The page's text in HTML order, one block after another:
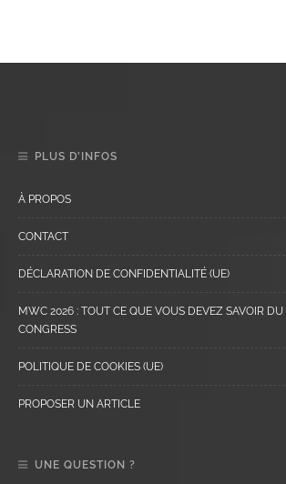
PLUS D’INFOS
À PROPOS
CONTACT
DÉCLARATION DE CONFIDENTIALITÉ (UE)
MWC 2026 : TOUT CE QUE VOUS DEVEZ SAVOIR
CONGRESS
POLITIQUE DE COOKIES (UE)
PROPOSER UN ARTICLE
UNE QUESTION ?